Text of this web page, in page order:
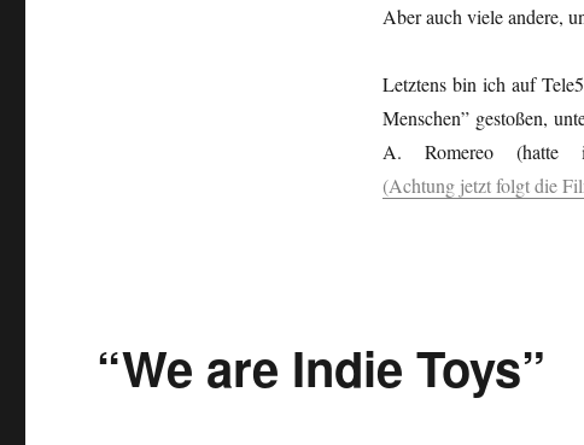
Aber auch viele andere,
Letztens bin ich auf
Menschen” gestoßen,
A. Romereo
(Achtung jetzt folgt die
“We are Indie Toys”